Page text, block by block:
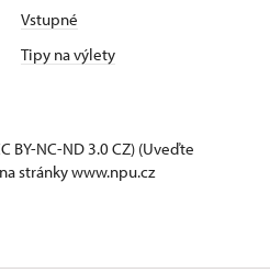
Vstupné
Tipy na výlety
BY-NC-ND 3.0 CZ) (Uveďte
stránky www.npu.cz